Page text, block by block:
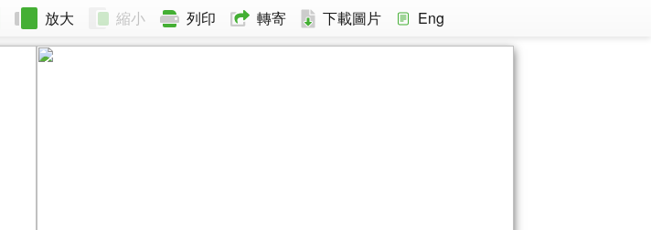
放大 縮小 列印 轉寄 下載圖片 Eng